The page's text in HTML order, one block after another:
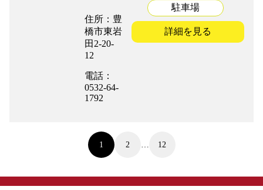
住所：豊
橋市東岩
田2-20-
12
電話：
0532-64-
1792
駐車場
詳細を見る
の
1 2 12